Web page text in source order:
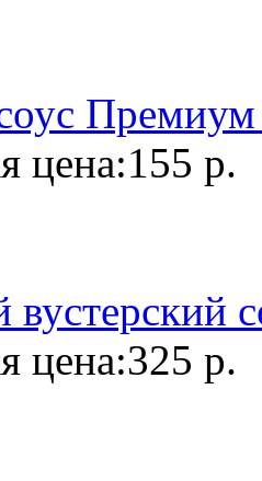
цена:155 р.
цена:325 р.